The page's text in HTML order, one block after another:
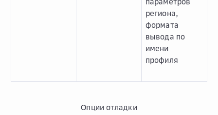
региона,
формата
вывода по
имени
профиля
Опции отладки